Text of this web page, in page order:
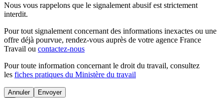
Nous vous rappelons que le signalement abusif est strictement
interdit.
Pour tout signalement concernant des informations inexactes ou une
offre déjà pourvue, rendez-vous auprès de votre agence France
Travail ou contactez-nous
Pour toute information concernant le droit du travail, consultez
les fiches pratiques du Ministère du travail
Annuler